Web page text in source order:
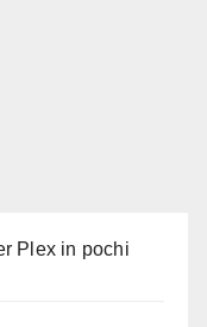
Plex in pochi